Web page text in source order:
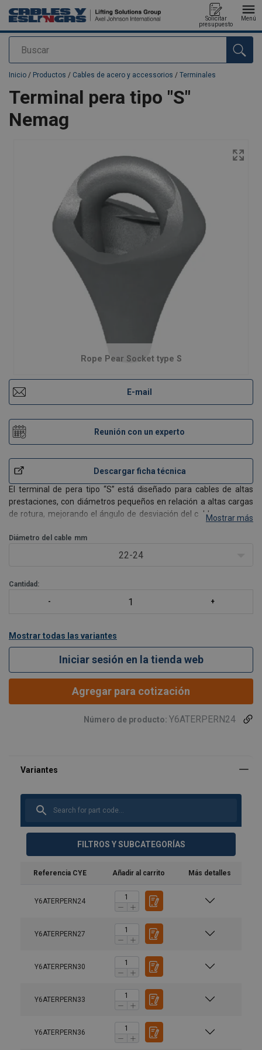
Buscar
Solicitar
presupuesto
Menú
Agregado a su presupuesto
Inicio / Productos / Cables de acero y accessorios / Terminales
Terminal pera tipo "S"
Nemag
Rope Pear Socket type S
E-mail
Reunión con un experto
Descargar ficha técnica
El terminal de pera tipo “S” está diseñado para cables de altas
prestaciones, con diámetros pequeños en relación a altas cargas
de rotura, mejorando el ángulo de desviación del cable a su paso
incrementando la seguridad y pro
Mostrar más
Diámetro del cable mm
22-24
Cantidad:
Mostrar todas las variantes
Iniciar sesión en la tienda web
Agregar para cotización
Número de producto: Y6ATERPERN24
FILTROS Y SUBCATEGORÍAS
Referencia CYE Añadir al carrito Más detalles
Y6ATERPERN24
Y6ATERPERN27
Y6ATERPERN30
Y6ATERPERN33
Y6ATERPERN36